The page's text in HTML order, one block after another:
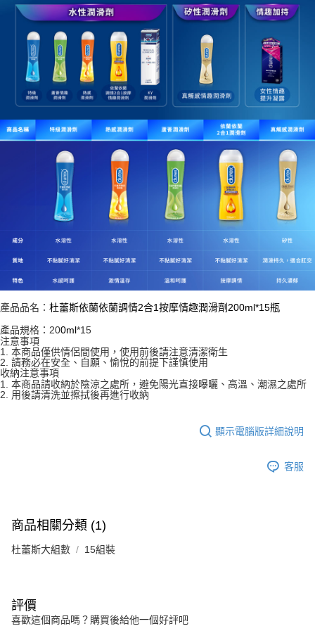
產品品名： 杜蕾斯依蘭依蘭調情2合1按摩情趣潤滑劑200ml*15瓶
產品規格：200ml*15
注意事項
1. 本商品僅供情侶間使用，使用前後請注意清潔衛生
2. 請務必在安全、自願、愉悅的前提下謹慎使用
收納注意事項
1. 本商品請收納於陰涼之處所，避免陽光直接曝曬、高溫、潮濕之處所
2. 用後請清洗並擦拭後再進行收納
顯示電腦版詳細說明
客服
商品相關分類 (1)
杜蕾斯大組數 15組裝
評價
喜歡這個商品嗎？購買後給他一個好評吧